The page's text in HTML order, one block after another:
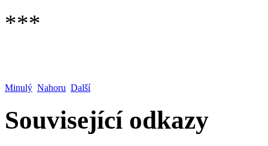
***
Minulý Nahoru Další
Související odkazy